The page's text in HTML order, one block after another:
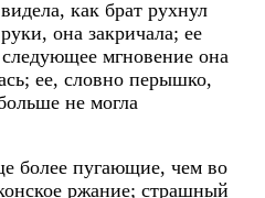
как брат рухнул
она закричала; ее
мгновение она
ее, словно перышко,
не могла
более пугающие, чем во
ржание; страшный